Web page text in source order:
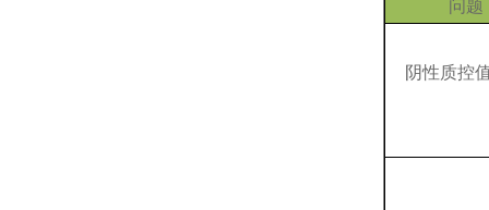
问题
阴性质控